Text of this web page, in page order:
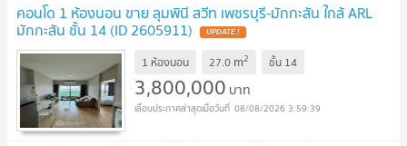
คอนโด 1 ห้องนอน ขาย ลุมพินี สวีท เพชรบุรี-มักกะสัน ใกล้ ARL
มักกะสัน ชั้น 14 (ID 2605911)
1 ห้องนอน 27.0 m2 ชั้น 14
3,800,000 บาท
08/08/2026 3:59:39